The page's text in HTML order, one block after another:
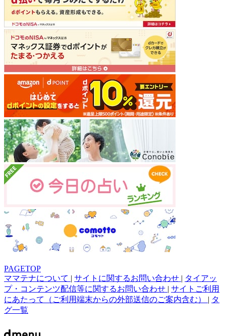
PAGETOP
ママテナについて | サイトに関するお問い合わせ | タイアッ
プ・コンテンツ配信等に関するお問い合わせ | サイトご利用
にあたって（ご利用端末からの外部送信のご案内含む） | タ
グ一覧